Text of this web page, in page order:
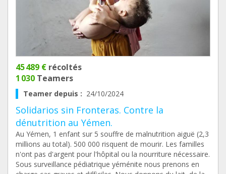
45 489 € récoltés
1 030 Teamers
Teamer depuis : 24/10/2024
Solidarios sin Fronteras. Contre la
dénutrition au Yémen.
Au Yémen, 1 enfant sur 5 souffre de malnutrition aiguë (2,3
millions au total). 500 000 risquent de mourir. Les familles
n'ont pas d'argent pour l'hôpital ou la nourriture nécessaire.
Sous surveillance pédiatrique yéménite nous prenons en